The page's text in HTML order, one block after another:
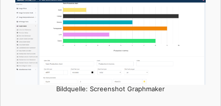
Bildquelle: Screenshot Graphmaker